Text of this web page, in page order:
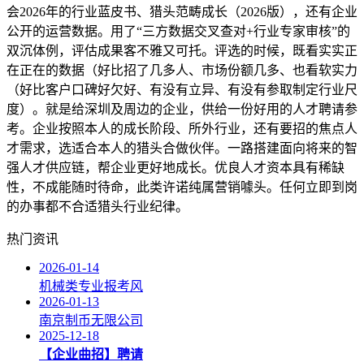
会2026年的行业蓝皮书、猎头范畴成长（2026版），还有企业
公开的运营数据。用了“三方数据交叉查对+行业专家审核”的
双沉体例，评估成果客不雅又可托。评选的时候，既看实实正
在正在的数据（好比招了几多人、市场份额几多、也看软实力
（好比客户口碑好欠好、有没有立异、有没有参取制定行业尺
度）。就是给深圳及周边的企业，供给一份好用的人才聘请参
考。企业按照本人的成长阶段、所外行业，还有要招的焦点人
才需求，选适合本人的猎头合做伙伴。一路搭建面向将来的智
强人才供应链，帮企业更好地成长。优良人才资本具有稀缺
性，不成能随时待命，此类许诺纯属营销噱头。任何立即到岗
的办事都不合适猎头行业纪律。
热门资讯
2026-01-14
机械类专业报考风
2026-01-13
南京制币无限公司
2025-12-18
【企业曲招】聘请